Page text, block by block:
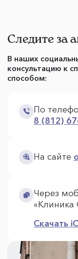
Следите за
В наших
консультацию к
способом:
По
8 (812)
На сайте
Через
«Клиника
Скачать